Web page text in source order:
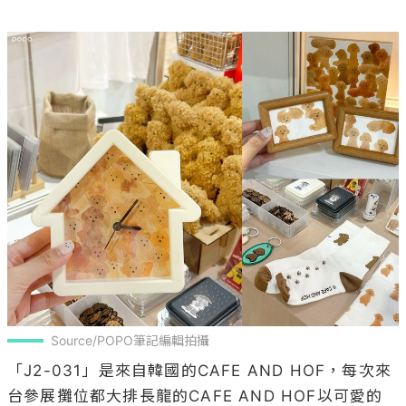
Source/POPO筆記編輯拍攝
「J2-031」是來自韓國的CAFE AND HOF，每次來
台參展攤位都大排長龍的CAFE AND HOF以可愛的